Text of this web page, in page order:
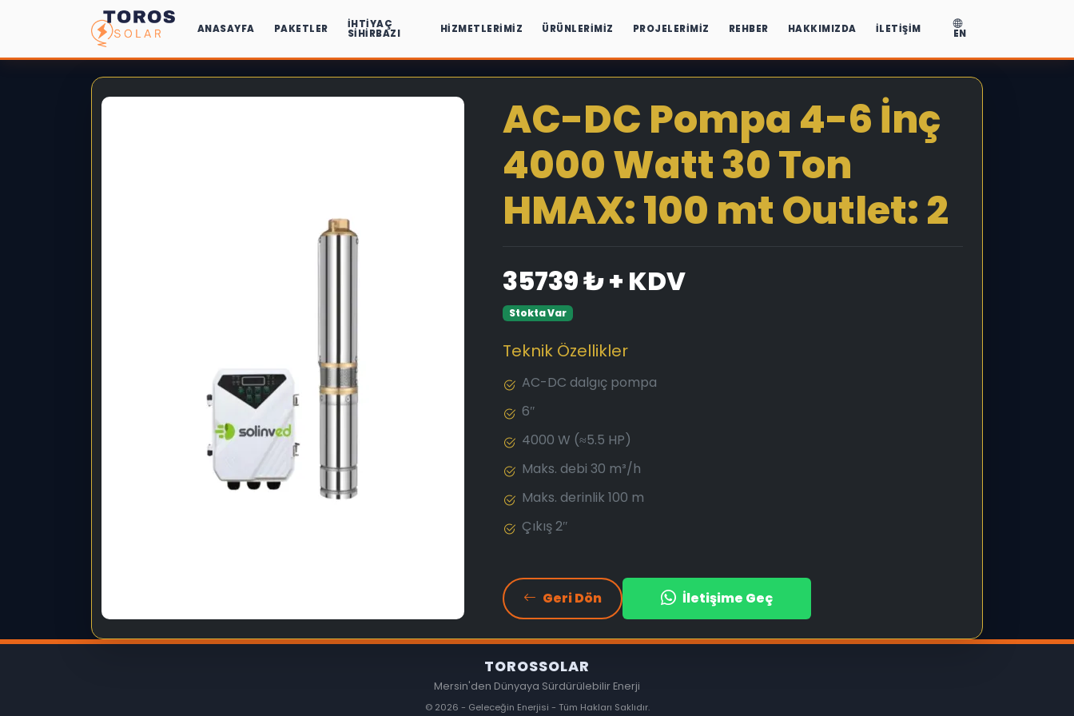
ANASAYFA PAKETLER İHTIYAÇ
SIHIRBAZI HIZMETLERIMIZ ÜRÜNLERIMIZ PROJELERIMIZ REHBER HAKKIMIZDA İLETIŞIM EN
AC-DC Pompa 4-6 İnç
4000 Watt 30 Ton
HMAX: 100 mt Outlet: 2
35739 ₺ + KDV
Stokta Var
Teknik Özellikler
AC-DC dalgıç pompa
6″
4000 W (≈5.5 HP)
Maks. debi 30 m³/h
Maks. derinlik 100 m
Çıkış 2″
Geri Dön İletişime Geç
TOROSSOLAR
Mersin'den Dünyaya Sürdürülebilir Enerji
© 2026 - Geleceğin Enerjisi - Tüm Hakları Saklıdır.